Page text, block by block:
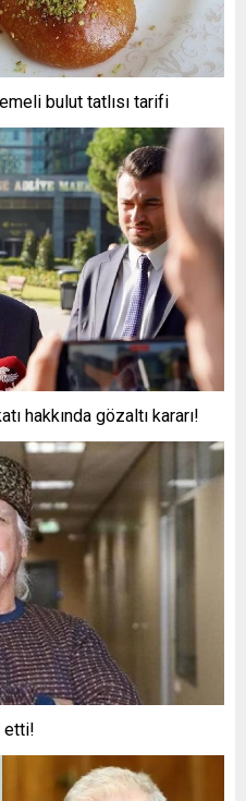
bulut tatlısı tarifi
hakkında gözaltı kararı!
etti!